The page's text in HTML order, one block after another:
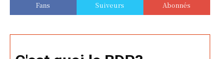
Fans Suiveurs Abonnés